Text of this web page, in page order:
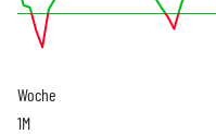
Woche
1M